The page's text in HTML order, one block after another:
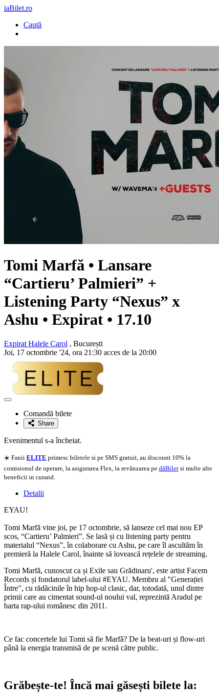
iaBilet.ro
Caută
Tomi Marfă • Lansare
“Cartieru’ Palmieri” +
Listening Party “Nexus” x
Ashu • Expirat • 17.10
Expirat Halele Carol , București
Joi, 17 octombrie '24, ora 21:30 acces de la 20:00
Adaugă
favoriteComandă bilete
Share
Evenimentul s-a încheiat.
☀️ Fanii ELITE primesc biletele si pe SMS gratuit, au discount 10% la
comisionul de operare, la asigurarea Flex, la revânzarea pe dăBilet si multe alte
beneficii in curand.
Detalii
EYAU!
Tomi Marfă vine joi, pe 17 octombrie, să lanseze cel mai nou EP
scos, “Cartieru’ Palmieri”. Se lasă și cu listening party pentru
materialul “Nexus”, în colaborare cu Ashu, pe care îl ascultăm în
premieră la Halele Carol, înainte să lovească rețelele de streaming.
Tomi Marfă, cunoscut ca și Exile sau Grădinaru', este artist Facem
Records și fondatorul label-ului #EYAU. Membru al "Generației
Între", cu rădăcinile în hip hop-ul clasic, dar, totodată, unul dintre
primii care au cimentat sound-ul noului val, reprezintă Aradul pe
harta rap-ului românesc din 2011.
Ce fac concertele lui Tomi să fie Marfă? De la beat-uri și flow-uri
până la energia transmisă de pe scenă către public.
Grăbește-te! Încă mai găsești bilete la: